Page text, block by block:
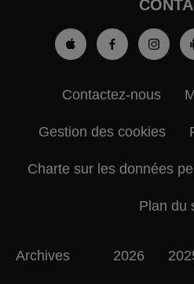
Contactez-nous
Gestion des cookies
Charte sur les données
Plan du
Archives 2026